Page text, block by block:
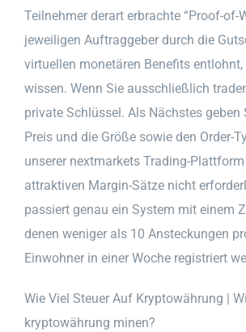
Teilnehmer derart erbrachte “Proof-of-
jeweiligen Auftraggeber durch die
virtuellen monetären Benefits
wissen. Wenn Sie ausschließlich
private Schlüssel. Als Nächstes geben
Preis und die Größe sowie den Order-
unserer nextmarkets Trading-
attraktiven Margin-Sätze nicht
passiert genau ein System mit einem
denen weniger als 10 Ansteckungen
Einwohner in einer Woche registriert
Wie Viel Steuer Auf Kryptowährung |
kryptowährung minen?